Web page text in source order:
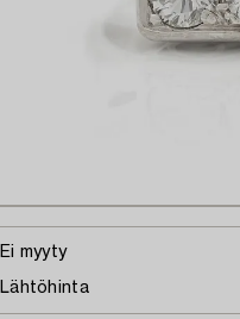
Ei myyty
Lähtöhinta